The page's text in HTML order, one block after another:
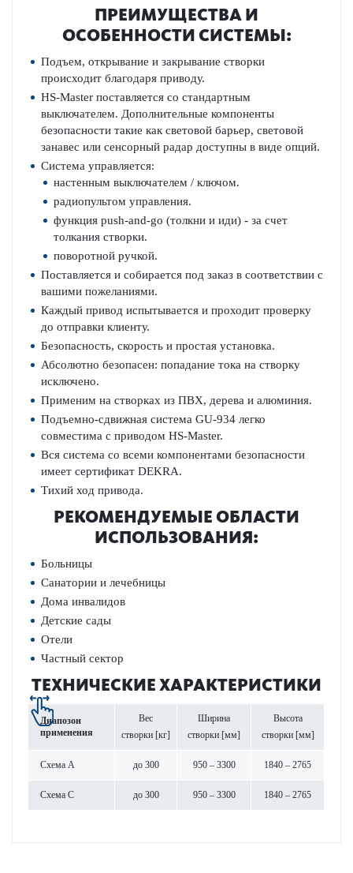
ПРЕИМУЩЕСТВА И
ОСОБЕННОСТИ СИСТЕМЫ:
Подъем, открывание и закрывание створки
происходит благодаря приводу.
HS-Master поставляется со стандартным
выключателем. Дополнительные компоненты
безопасности такие как световой барьер, световой
занавес или сенсорный радар доступны в виде опций.
Система управляется:
настенным выключателем / ключом.
радиопультом управления.
функция push-and-go (толкни и иди) - за счет
толкания створки.
поворотной ручкой.
Поставляется и собирается под заказ в соответствии с
вашими пожеланиями.
Каждый привод испытывается и проходит проверку
до отправки клиенту.
Безопасность, скорость и простая установка.
Абсолютно безопасен: попадание тока на створку
исключено.
Применим на створках из ПВХ, дерева и алюминия.
Подъемно-сдвижная система GU-934 легко
совместима с приводом HS-Master.
Вся система со всеми компонентами безопасности
имеет сертификат DEKRA.
Тихий ход привода.
РЕКОМЕНДУЕМЫЕ ОБЛАСТИ
ИСПОЛЬЗОВАНИЯ:
Больницы
Санатории и лечебницы
Дома инвалидов
Детские сады
Отели
Частный сектор
ТЕХНИЧЕСКИЕ ХАРАКТЕРИСТИКИ
Диапозон
применения
Вес
створки [кг]
Ширина
створки [мм]
Высота
створки [мм]
Схема A до 300 950 – 3300 1840 – 2765
Схема C до 300 950 – 3300 1840 – 2765